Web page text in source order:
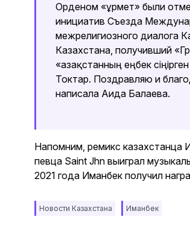
Орденом «Құрмет» были
инициатив Съезда
межрелигиозного диалога
Казахстана, получивший
«Қазақстанның еңбек
Токтар. Поздравляю и
написала Аида Балаева.
Напомним, ремикс казахстанца
певца Saint Jhn выиграл
2021 года Иманбек получил
Новости Казахстана Иманбек